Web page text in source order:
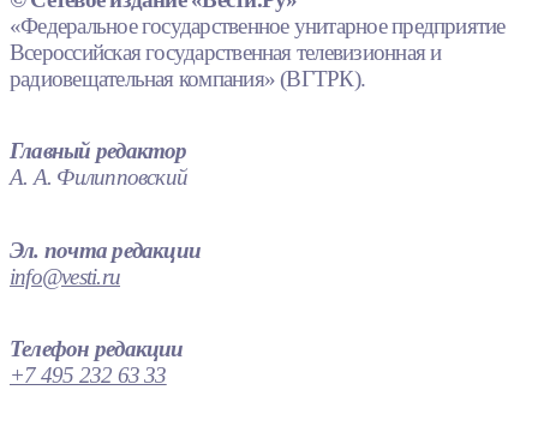
«Федеральное государственное унитарное предприятие
Всероссийская государственная телевизионная и
радиовещательная компания» (ВГТРК).
Главный редактор
А. А. Филипповский
Эл. почта редакции
info@vesti.ru
Телефон редакции
+7 495 232 63 33